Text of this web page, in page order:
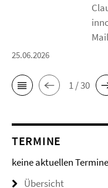
25.06.2026
1 / 30
TERMINE
keine aktuellen Termine
Übersicht